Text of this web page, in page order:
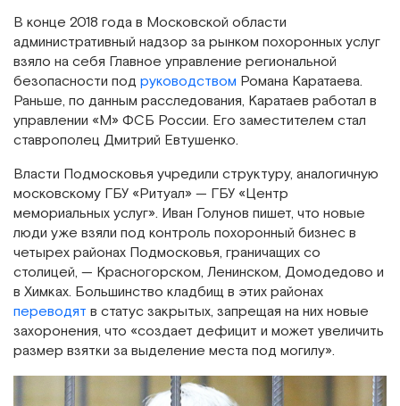
В конце 2018 года в Московской области
административный надзор за рынком похоронных услуг
взяло на себя Главное управление региональной
безопасности под руководством Романа Каратаева.
Раньше, по данным расследования, Каратаев работал в
управлении «М» ФСБ России. Его заместителем стал
ставрополец Дмитрий Евтушенко.
Власти Подмосковья учредили структуру, аналогичную
московскому ГБУ «Ритуал» — ГБУ «Центр
мемориальных услуг». Иван Голунов пишет, что новые
люди уже взяли под контроль похоронный бизнес в
четырех районах Подмосковья, граничащих со
столицей, — Красногорском, Ленинском, Домодедово и
в Химках. Большинство кладбищ в этих районах
переводят в статус закрытых, запрещая на них новые
захоронения, что «создает дефицит и может увеличить
размер взятки за выделение места под могилу».